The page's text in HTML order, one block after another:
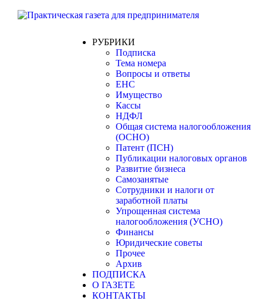
РУБРИКИ
Подписка
Тема номера
Вопросы и ответы
ЕНС
Имущество
Кассы
НДФЛ
Общая система налогообложения
(ОСНО)
Патент (ПСН)
Публикации налоговых органов
Развитие бизнеса
Самозанятые
Сотрудники и налоги от
заработной платы
Упрощенная система
налогообложения (УСНО)
Финансы
Юридические советы
Прочее
Архив
ПОДПИСКА
О ГАЗЕТЕ
КОНТАКТЫ